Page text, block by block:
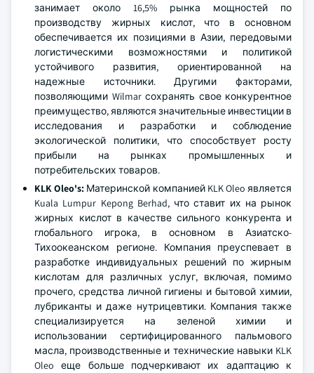
занимает около 16,5% рынка мощностей по
производству жирных кислот, что в основном
обеспечивается их позициями в Азии, передовыми
логистическими возможностями и политикой
устойчивого развития, ориентированной на
надежные источники. Другими факторами,
позволяющими Wilmar сохранять свое конкурентное
преимущество, являются значительные инвестиции в
исследования и разработки и соблюдение
экологической политики, что способствует росту
прибыли на рынках промышленных и
потребительских товаров.
KLK Oleo's: Материнской компанией KLK Oleo является
Kuala Lumpur Kepong Berhad, что ставит их на рынок
жирных кислот в качестве сильного конкурента и
глобального игрока, в основном в Азиатско-
Тихоокеанском регионе. Компания преуспевает в
разработке индивидуальных решений по жирным
кислотам для различных услуг, включая, помимо
прочего, средства личной гигиены и бытовой химии,
лубриканты и даже нутрицевтики. Компания также
специализируется на зеленой химии и
использовании сертифицированного пальмового
масла, производственные и технические навыки KLK
Oleo еще больше подчеркивают их адаптацию к